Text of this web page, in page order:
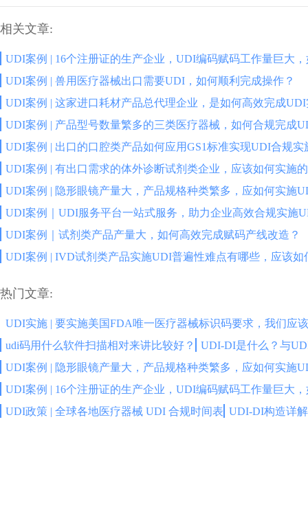
相关文章:
UDI案例 | 16个注册证的生产企业，UDI编码赋码工作量巨大
UDI案例 | 兽用医疗器械出口需要UDI，如何顺利完成操作？
UDI案例 | 这家进口耗材产品总代理企业，是如何高效完成
UDI案例 | 产品型号数量繁多的三类医疗器械，如何合规完成
UDI案例 | 出口的口腔类产品如何应用GS1标准实现UDI合规实
UDI案例 | 有出口需求的体外诊断试剂类企业，应该如何实施
UDI案例 | 隐形眼镜产量大，产品规格种类繁多，应如何实施
UDI案例｜UDI服务平台一站式服务，助力企业高效合规实施
UDI案例｜试剂类产品产量大，如何高效完成赋码产线改造？
UDI案例 | IVD试剂类产品实施UDI普遍性难点有哪些，应该如
热门文章:
UDI实施 | 要实施美国FDA唯一医疗器械标识码要求，我们应
udi码用什么软件扫描相对来讲比较好？
UDI-DI是什么？与
UDI案例 | 隐形眼镜产量大，产品规格种类繁多，应如何实施
UDI案例 | 16个注册证的生产企业，UDI编码赋码工作量巨大
UDI政策 | 全球各地医疗器械 UDI 合规时间表 UDI-DI构造详